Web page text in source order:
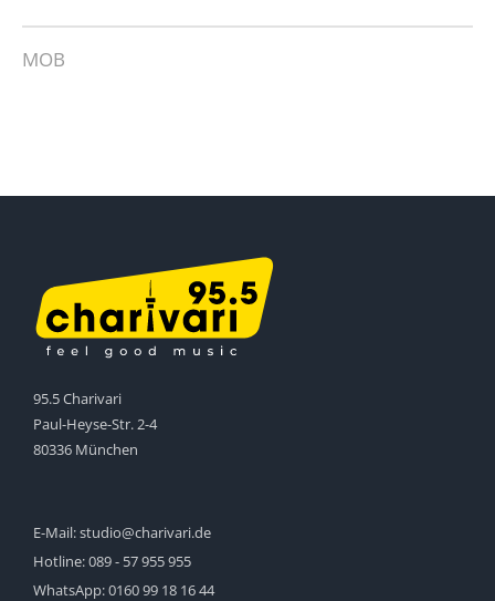
MOB
95.5 Charivari
Paul-Heyse-Str. 2-4
80336 München
E-Mail:studio@charivari.de
Hotline:089 - 57 955 955
WhatsApp:0160 99 18 16 44